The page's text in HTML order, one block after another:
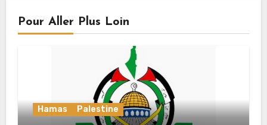
Pour Aller Plus Loin
Hamas Palestine